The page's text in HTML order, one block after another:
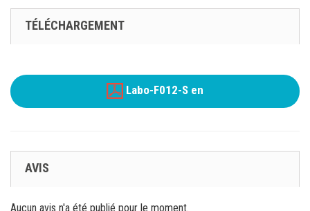
TÉLÉCHARGEMENT
Labo-F012-S en
AVIS
Aucun avis n'a été publié pour le moment.